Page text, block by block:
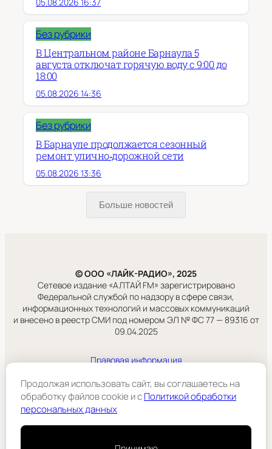
Без рубрики
В Центральном районе Барнаула 5
августа отключат горячую воду с 9:00 до
18:00
05.08.2026 14:36
Без рубрики
В Барнауле продолжается сезонный
ремонт улично‑дорожной сети
05.08.2026 13:36
Больше новостей
© ООО «ЛАЙК-РАДИО», 2025
Сетевое издание «АЛТАЙ FM» зарегистрировано
Федеральной службой по надзору в сфере связи,
информационных технологий и массовых коммуникаций
и внесено в реестр СМИ под номером ЭЛ № ФС 77 — 89316 от
09.04.2025
Правовая информация
ООО «ЛАЙК-РАДИО».
Подробнее
Продолжая использовать сайт, вы соглашаетесь на
обработку файлов cookie и cПолитикой обработки
персональных данных